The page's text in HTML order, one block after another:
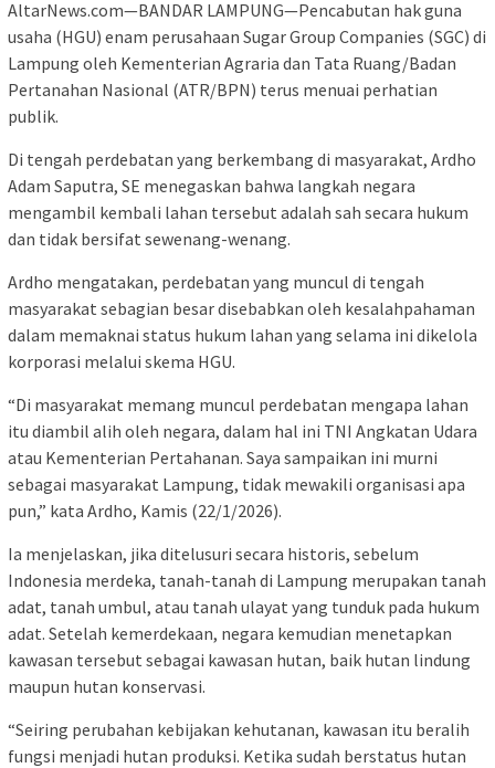
AltarNews.com—BANDAR LAMPUNG—Pencabutan hak guna
usaha (HGU) enam perusahaan Sugar Group Companies (SGC) di
Lampung oleh Kementerian Agraria dan Tata Ruang/Badan
Pertanahan Nasional (ATR/BPN) terus menuai perhatian
publik.
Di tengah perdebatan yang berkembang di masyarakat, Ardho
Adam Saputra, SE menegaskan bahwa langkah negara
mengambil kembali lahan tersebut adalah sah secara hukum
dan tidak bersifat sewenang-wenang.
Ardho mengatakan, perdebatan yang muncul di tengah
masyarakat sebagian besar disebabkan oleh kesalahpahaman
dalam memaknai status hukum lahan yang selama ini dikelola
korporasi melalui skema HGU.
“Di masyarakat memang muncul perdebatan mengapa lahan
itu diambil alih oleh negara, dalam hal ini TNI Angkatan Udara
atau Kementerian Pertahanan. Saya sampaikan ini murni
sebagai masyarakat Lampung, tidak mewakili organisasi apa
pun,” kata Ardho, Kamis (22/1/2026).
Ia menjelaskan, jika ditelusuri secara historis, sebelum
Indonesia merdeka, tanah-tanah di Lampung merupakan tanah
adat, tanah umbul, atau tanah ulayat yang tunduk pada hukum
adat. Setelah kemerdekaan, negara kemudian menetapkan
kawasan tersebut sebagai kawasan hutan, baik hutan lindung
maupun hutan konservasi.
“Seiring perubahan kebijakan kehutanan, kawasan itu beralih
fungsi menjadi hutan produksi. Ketika sudah berstatus hutan